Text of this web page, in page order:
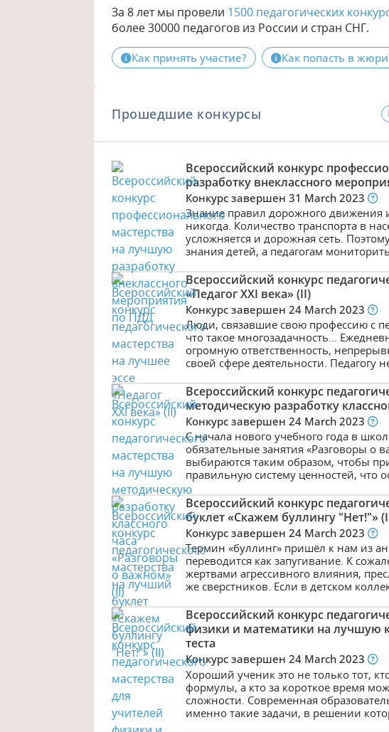
За 8 лет мы провели 1500 педагогических
более 30000 педагогов из России и стран СНГ.
Как принять участие? Как попасть в
Прошедшие конкурсы
Всероссийский конкурс
разработку внеклассного
Конкурс завершен 31 March 2023
Знание правил дорожного движения
никогда. Количество транспорта в
усложняется и дорожная сеть.
знания детей, а педагогам
Всероссийский конкурс
«Педагог XXI века» (II)
Конкурс завершен 24 March 2023
Люди, связавшие свою профессию с
что такое многозадачность...
огромную ответственность,
своей сфере деятельности. Педагогу
Всероссийский конкурс
методическую разработку
Конкурс завершен 24 March 2023
С начала нового учебного года в
обязательные занятия «Разговоры о
выбираются таким образом, чтобы
правильную систему ценностей, что
Всероссийский конкурс
буклет «Скажем буллингу "Нет!"»
Конкурс завершен 24 March 2023
Термин «буллинг» пришёл к нам из
переводится как запугивание. К
жертвами агрессивного влияния,
же сверстников. Если в детском
Всероссийский конкурс
физики и математики на лучшую
теста
Конкурс завершен 24 March 2023
Хороший ученик это не только тот,
формулы, а кто за короткое время
сложности. Современная
именно такие задачи, в решении